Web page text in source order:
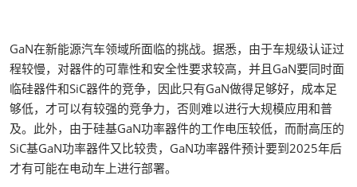
GaN在新能源汽车领域所面临的挑战。据悉，由于车规级认证过
程较慢，对器件的可靠性和安全性要求较高，并且GaN要同时面
临硅器件和SiC器件的竞争，因此只有GaN做得足够好，成本足
够低，才可以有较强的竞争力，否则难以进行大规模应用和普
及。此外，由于硅基GaN功率器件的工作电压较低，而耐高压的
SiC基GaN功率器件又比较贵，GaN功率器件预计要到2025年后
才有可能在电动车上进行部署。